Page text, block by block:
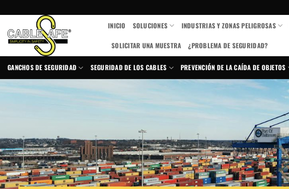
al
contenido
INICIO SOLUCIONES INDUSTRIAS Y ZONAS PELIGROSAS
SOLICITAR UNA MUESTRA ¿PROBLEMA DE SEGURIDAD?
GANCHOS DE SEGURIDAD SEGURIDAD DE LOS CABLES PREVENCIÓN DE LA CAÍDA DE OBJETOS